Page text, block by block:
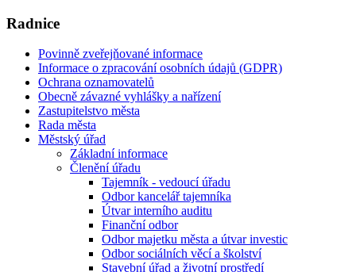
Radnice
Povinně zveřejňované informace
Informace o zpracování osobních údajů (GDPR)
Ochrana oznamovatelů
Obecně závazné vyhlášky a nařízení
Zastupitelstvo města
Rada města
Městský úřad
Základní informace
Členění úřadu
Tajemník - vedoucí úřadu
Odbor kancelář tajemníka
Útvar interního auditu
Finanční odbor
Odbor majetku města a útvar investic
Odbor sociálních věcí a školství
Stavební úřad a životní prostředí